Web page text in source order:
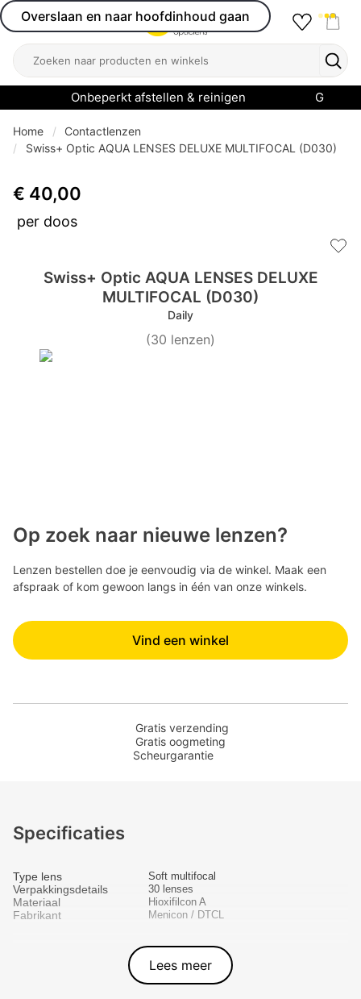
Overslaan en naar hoofdinhoud gaan
Open menu
Zoeken
Onbeperkt afstellen & reinigen
Home
Contactlenzen
Swiss+ Optic AQUA LENSES DELUXE MULTIFOCAL (D030)
Swiss+ Optic AQUA LENSES DELUXE
MULTIFOCAL (D030)
Daily
€ 40,00
per doos
(30 lenzen)
Op zoek naar nieuwe lenzen?
Lenzen bestellen doe je eenvoudig via de winkel. Maak een
afspraak of kom gewoon langs in één van onze winkels.
Vind een winkel
Gratis verzending
Gratis oogmeting
Scheurgarantie
Specificaties
Type lens Soft multifocal
Verpakkingsdetails 30 lenses
Materiaal Hioxifilcon A
Fabrikant Menicon / DTCL
Lees meer